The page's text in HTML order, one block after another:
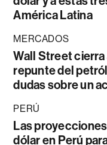
América Latina
MERCADOS
Wall Street cierra
repunte del
dudas sobre un
PERÚ
Las
dólar en Perú